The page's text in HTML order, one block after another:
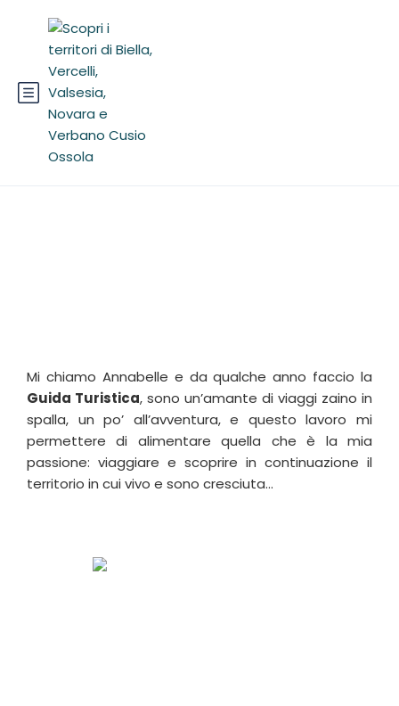
Mi chiamo Annabelle e da qualche anno faccio la
Guida Turistica, sono un’amante di viaggi zaino in
spalla, un po’ all’avventura, e questo lavoro mi
permettere di alimentare quella che è la mia
passione: viaggiare e scoprire in continuazione il
territorio in cui vivo e sono cresciuta…